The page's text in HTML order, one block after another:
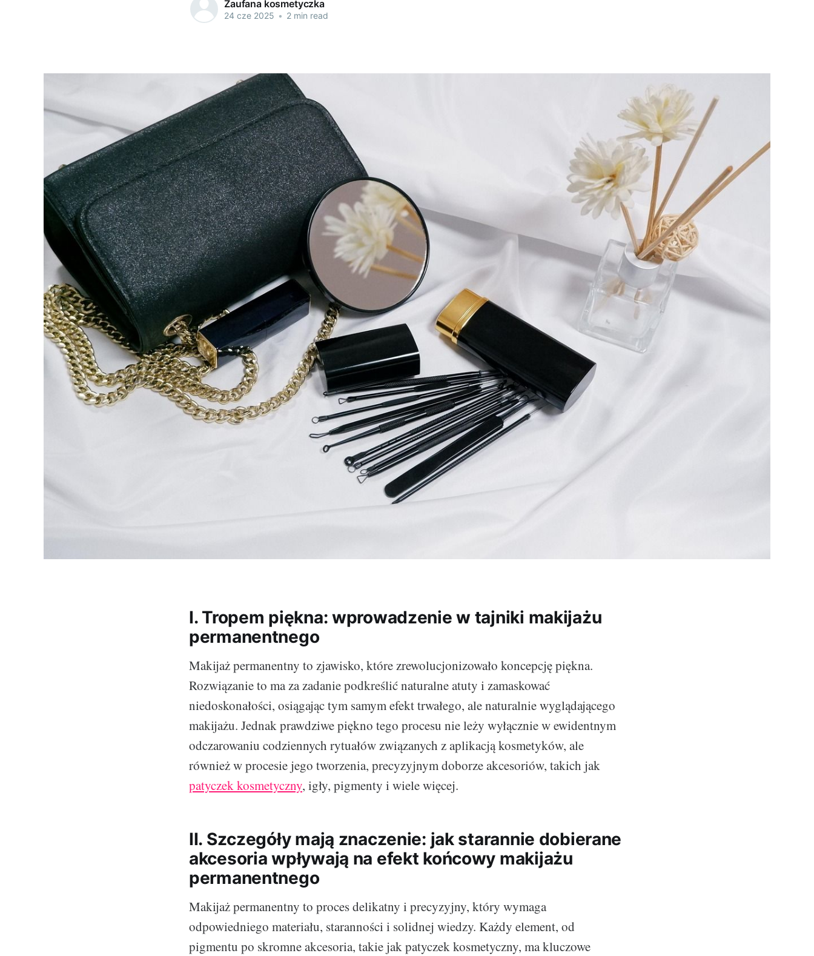
Zaufana kosmetyczka
24 cze 2025 • 2 min read
I. Tropem piękna: wprowadzenie w tajniki makijażu
permanentnego
Makijaż permanentny to zjawisko, które zrewolucjonizowało koncepcję piękna.
Rozwiązanie to ma za zadanie podkreślić naturalne atuty i zamaskować
niedoskonałości, osiągając tym samym efekt trwałego, ale naturalnie wyglądającego
makijażu. Jednak prawdziwe piękno tego procesu nie leży wyłącznie w ewidentnym
odczarowaniu codziennych rytuałów związanych z aplikacją kosmetyków, ale
również w procesie jego tworzenia, precyzyjnym doborze akcesoriów, takich jak
patyczek kosmetyczny, igły, pigmenty i wiele więcej.
II. Szczegóły mają znaczenie: jak starannie dobierane
akcesoria wpływają na efekt końcowy makijażu
permanentnego
Makijaż permanentny to proces delikatny i precyzyjny, który wymaga
odpowiedniego materiału, staranności i solidnej wiedzy. Każdy element, od
pigmentu po skromne akcesoria, takie jak patyczek kosmetyczny, ma kluczowe